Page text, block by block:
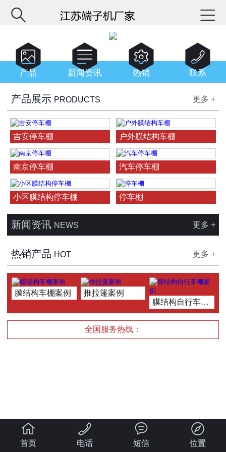



产品 
新闻资讯 
热销 
联系
产品展示 PRODUCTS 更多 +
吉安停车棚 户外膜结构车棚
南京停车棚 汽车停车棚
小区膜结构停车棚 停车棚
新闻资讯 NEWS 更多 +
热销产品 HOT 更多 +
膜结构车棚案例
推拉篷案例
膜结构自行车棚案例
全国服务热线：

首页

电话

短信

位置